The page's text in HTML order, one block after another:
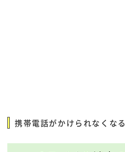
携帯電話がかけられなくなる